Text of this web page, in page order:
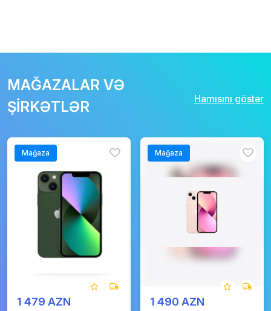
MAĞAZALAR VƏ
ŞİRKƏTLƏR
Hamısını göstər
Mağaza
1 479 AZN
Mağaza
1 490 AZN